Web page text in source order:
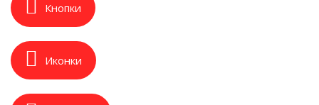
Кнопки
Иконки